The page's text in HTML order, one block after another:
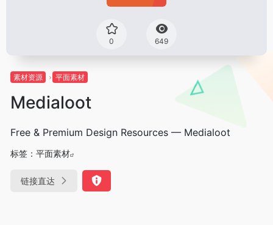
0 649
素材资源 平面素材
Medialoot
Free & Premium Design Resources — Medialoot
标签： 平面素材
链接直达